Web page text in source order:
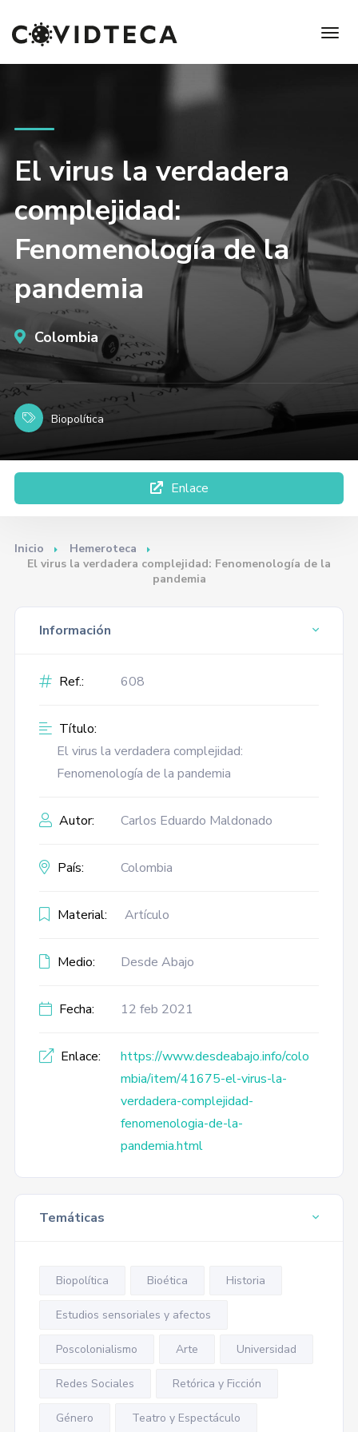
El virus la verdadera
complejidad:
Fenomenología de la
pandemia
Colombia
Biopolítica
Enlace
Inicio
Hemeroteca
El virus la verdadera complejidad: Fenomenología de la
pandemia
Información
Ref.: 608
Título:
El virus la verdadera complejidad:
Fenomenología de la pandemia
Autor: Carlos Eduardo Maldonado
País: Colombia
Material: Artículo
Medio: Desde Abajo
Fecha: 12 feb 2021
Enlace:
https://www.desdeabajo.info/colo
mbia/item/41675-el-virus-la-
verdadera-complejidad-
fenomenologia-de-la-
pandemia.html
Temáticas
Biopolítica Bioética Historia
Estudios sensoriales y afectos
Poscolonialismo Arte Universidad
Redes Sociales Retórica y Ficción
Género Teatro y Espectáculo